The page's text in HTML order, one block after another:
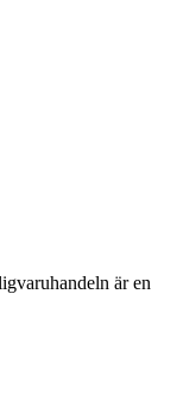
är en